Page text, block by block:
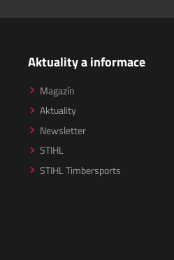
Aktuality a informace
Magazín
Aktuality
Newsletter
STIHL
STIHL Timbersports